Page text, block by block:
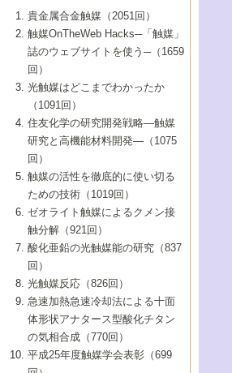
8号 高機能化ポリオレフィンに向けた重合
触媒の最近の進展
7号 持続可能社会実現のための触媒および
触媒関連技術
5号 若手会員による触媒研究の未来展望1：
企業編
6号 第102回触媒討論会
7号 触媒・化学反応における計算化学の進
8号 若手研究者による触媒研究の未来展望
2：大学・研究所編
5号 こんな物質，あんな物質―新たな触媒
の可能性―
7号 『結晶の化学』を活かした触媒研究
8号 イオン液体の応用
5号 水素製造・貯蔵のための触媒技術の新
しい展開
6号 第98回触媒討論会
7号 基礎化学品製造の触媒技術
8号 多機能型リアクター
4号 水分解用光触媒材料
5号 時間分解分光の進歩と応用
6号 第96回触媒討論会
8号 超臨界流体を用いた化学プロセスの新
2号 第93回触媒討論会
3号 特殊エネルギー場の触媒反応
4号 生体内における金属の触媒作用
5号 ファインケミカルズの展開に寄与する
6号 第94回触媒討論会
7号 サブナノレベルでみた新しい表面現象
8号 オレフィン重合触媒の新たな展
1号 なぜこの触媒が良いのか？
2号 第91回触媒討論会
3号 最近の自動車排ガス処理技術
4号 触媒研究の現状と将来─第90回触媒討論
5号 基礎化学品製造の触媒技術
6号 第92回触媒討論会
7号 基礎化学品製造の触媒技術
8号 資源の循環と触媒技術
▼44巻（2002年）
1号 高次制御された触媒の化学
2号 第89回触媒討論会
3号 触媒を利用した電気化学の新展開
4号 ナノ材料の調製と機能化
5号 こんな触媒が欲しい
6号 第90回触媒討論会
7号 触媒研究と学術雑誌/情報
8号 若い世代からみた触媒化学の現状と未
▼43巻（2001年）
1号 グリーンケミストリーと触媒
2号 第87回触媒討論会特集号
3号 生体触媒とバイオプロセス
4号 水素製造・利用の触媒化学
5号 触媒研究における新しい切り口：コン
ビナトリアルケミストリー
6号 第88回触媒討論会特集号
7号 企業における触媒研究のブレークスル
8号 この材料を触媒として使ってみません
▼42巻（2000年）
1号 触媒反応工学の明日を拓く
2号 第85回触媒討論会
3号 反応ダイナミクス
5号 触媒のおもしろさをどのように伝える
6号 第86回触媒討論会
7号 水素化精製触媒の新しい展開
8号 新しい反応性と機能性を目指した金属
クラスタ-化学
▼41巻（1999年）
1号 孔、穴、あな?-特異な空間とその利用-
2号 第83回触媒討論会
3号 均一系触媒反応最前線
4号 実用炭素材料の新展開
5号 研究の方法論を考える
7号 機能性金属材料と触媒
8号 触媒研究へのNMRの応用と展望
▼40巻（1998年）
進展と21世紀への提言/創立40周年記念・触
媒学会この10年の歩みとこれから/創立40周
2号 第81回触媒討論会
3号 計算機触媒化学へのさそい
4号 触媒劣化の制御と予測
5号 最新の実用プロセスと触媒
6号 第82回触媒討論会
7号 ナノ構造体の化学
8号 あの反応は今
1号 均一系と不均一系触媒反応-その特徴と
接点
2号 第79回触媒討論会
3号 最新NO除去触媒の実用化研究
4号 新しい反応場を目指した触媒調製
5号 反応・分離技術の新しい展開
6号 第80回触媒討論会
8号 AFMでみる世界
▼38巻（1996年）
1号 触媒の構造と触媒作用/C1化学を中心と
する21世紀への触媒
3号 オリンピックメダル:金・銀・銅はどん
な触媒作用を示すか
4号 触媒作用における機能の複合化
5号 未来を拓け！若手研究者
6号 第78回触媒討論会
7号 ダイナミックな領域への触媒研究の展
開/C1化学を中心とする21世紀への触媒
▼37巻（1995年）
1号 ファインケミカルズと固体触媒
2号 第75回触媒討論会
3号 希土類を利用した触媒
4号 触媒とリサイクル
5号 エネルギー変換触媒
6号 第76回触媒討論会
7号 表面吸着相の新しい展開
8号 マイクロポーラス・クリスタル触媒の
▼36巻（1994年）
1号 電気化学と触媒
2号 第73回触媒討論会
3号 C4化学の展開
4号 《通常号》
5号 《通常号》
6号 第74回触媒討論会
▼35巻（1993年）
1号 工業触媒開発マニュアル―探索から工
業化まで
2号 第71回触媒討論会
3号 研究開発のうらおもて―着想と展開
4号 触媒劣化と寿命の予測
5号 環境に優しい触媒
▼34巻（1992年）
1号 インパクトを与えたこの研究
2号 第69回触媒討論会
3号 ケミカルズ合成触媒―新しい展開と応
▼33巻（1991年）
1号 触媒プロセス開発マニュアル―探索か
ら工業化まで，知っておきたいこと PartII
2号 第67回触媒討論会
▼32巻（1990年）
1号 21世紀に向けて触媒研究の飛躍をめざ
す―触媒化学の裾野を広げよう
2号 第65回触媒討論会
▼31巻（1989年）
1号 情報科学と反応設計・材料設計
▼30巻（1988年）
貴金属合金触媒（2051回）
触媒OnTheWeb Hacks─「触媒」
誌のウェブサイトを使う─（1659
回）
光触媒はどこまでわかったか
（1091回）
住友化学の研究開発戦略―触媒
研究と高機能材料開発―（1075
回）
触媒の活性を徹底的に使い切る
ための技術（1019回）
ゼオライト触媒によるクメン接
触分解（921回）
酸化亜鉛の光触媒能の研究（837
回）
光触媒反応（826回）
急速加熱急速冷却法による十面
体形状アナタース型酸化チタン
の気相合成（770回）
平成25年度触媒学会表彰（699